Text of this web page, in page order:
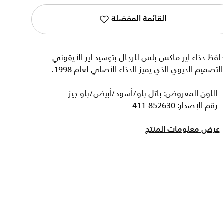
القائمة المفضلة
حذاء اير ماكس بلس للرجال بتوسيد اير الأيقوني
الحيوي الذي يميز الحذاء الأصلي لعام 1998.
اللون المعروض: باتل بلو/أسود/أبيض/بلو جيز
رقم الإصدار: 852630-411
عرض معلومات المنتج